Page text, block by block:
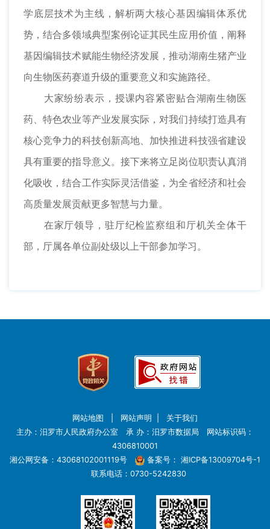
学底层技术为主线，解析两大核心基因编辑体系优
势，结合多领域典型案例论证其民生应用价值，阐释
基因编辑技术赋能生物经济发展，推动湖南生猪产业
向生物医药赛道升级的重要意义和实施路径。
大家纷纷表示，授课内容紧密贴合湖南生物医
药、特色农业等产业发展实际，对我们持续打造具有
核心竞争力的科技创新高地、加快推进科技强省建设
具有重要的指导意义。接下来将立足岗位职责认真消
化吸收，结合工作实际灵活借鉴，为全省经济和社会
高质量发展贡献更多智慧与力量。
在家厅领导，驻厅纪检监察组和厅机关全体干
部，厅属各单位副处级以上干部参加学习。
网站地图 网站声明
关于我们
主办：汨罗市人民政府办公室 承 办：汨罗市数据局 网站标识码：
4306810001
湘公网安备：43068102001119号
备案号： 湘ICP备13009704号-1
联系电话：0730-5242830